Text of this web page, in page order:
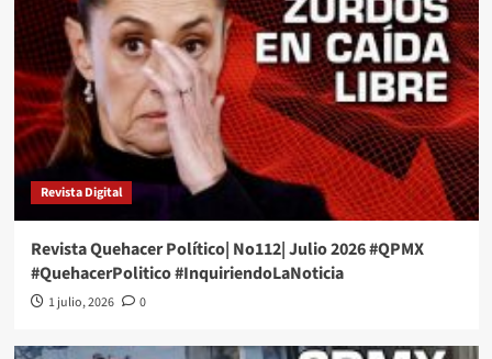
Revista Digital
Revista Quehacer Político| No112| Julio 2026 #QPMX
#QuehacerPolitico #InquiriendoLaNoticia
1 julio, 2026 0